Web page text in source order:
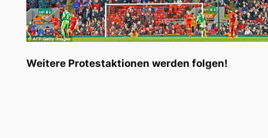
Weitere Protestaktionen werden folgen!